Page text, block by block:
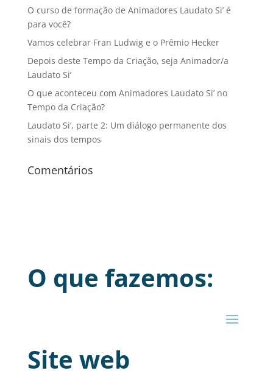
O curso de formação de Animadores Laudato Si’ é
para você?
Vamos celebrar Fran Ludwig e o Prêmio Hecker
Depois deste Tempo da Criação, seja Animador/a
Laudato Si’
O que aconteceu com Animadores Laudato Si’ no
Tempo da Criação?
Laudato Si’, parte 2: Um diálogo permanente dos
sinais dos tempos
Comentários
O que fazemos:
Site web